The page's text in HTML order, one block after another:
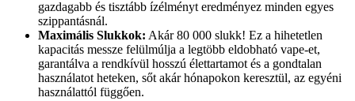
gazdagabb és tisztább ízélményt eredményez minden egyes
szippantásnál.
Maximális Slukkok: Akár 80 000 slukk! Ez a hihetetlen
kapacitás messze felülmúlja a legtöbb eldobható vape-et,
garantálva a rendkívül hosszú élettartamot és a gondtalan
használatot heteken, sőt akár hónapokon keresztül, az egyéni
használattól függően.